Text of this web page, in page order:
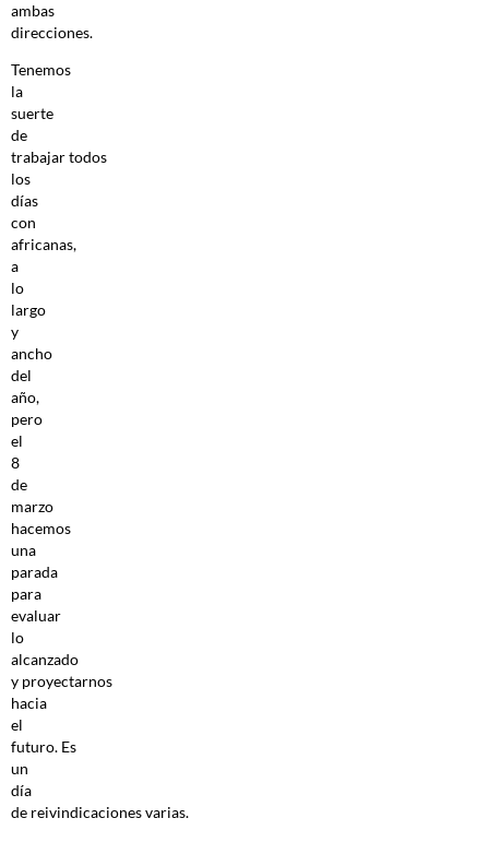
ambas
direcciones.
Tenemos
la
suerte
de
trabajar todos
los
días
con
africanas,
a
lo
largo
y
ancho
del
año,
pero
el
8
de
marzo
hacemos
una
parada
para
evaluar
lo
alcanzado
y proyectarnos
hacia
el
futuro. Es
un
día
de reivindicaciones varias.